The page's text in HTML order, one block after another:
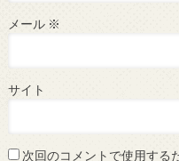
メール ※
サイト
次回のコメントで使用する